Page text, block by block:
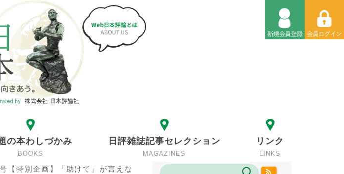
の本わしづかみ
BOOKS
日評雑誌記事セレクション
MAGAZINES
リンク
LINKS
【特別企画】「助けて」が言えな